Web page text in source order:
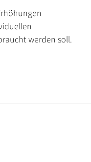
werden soll.